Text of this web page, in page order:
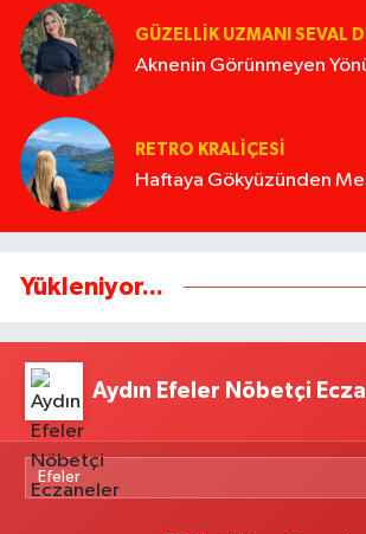
GÜZELLIK UZMANI SEVAL
Aknenin Görünmeyen
RETRO KRALIÇESI
Haftaya Gökyüzünden
Yükleniyor...
Aydın Efeler Nöbetçi